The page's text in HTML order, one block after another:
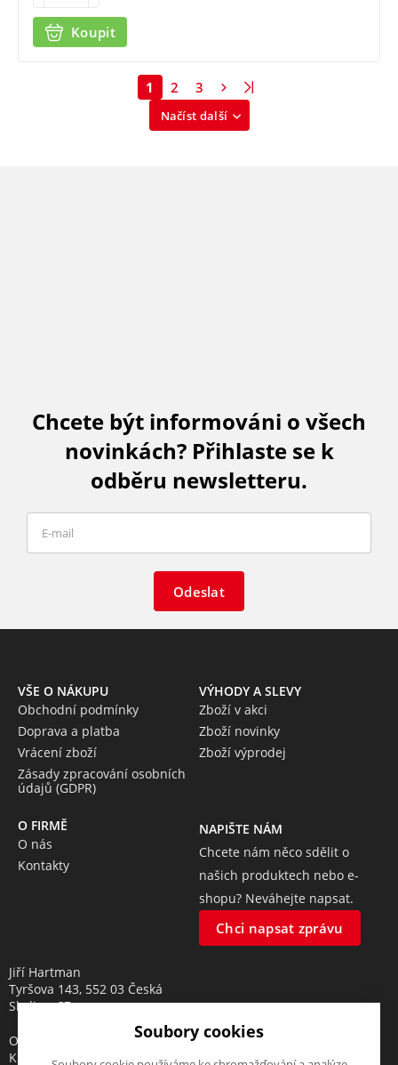
Koupit
Načíst další
1 2 3
Chcete být informováni o všech
novinkách? Přihlaste se k
odběru newsletteru.
Odeslat
VŠE O NÁKUPU
Obchodní podmínky
Doprava a platba
Vrácení zboží
Zásady zpracování osobních
údajů (GDPR)
VÝHODY A SLEVY
Zboží v akci
Zboží novinky
Zboží výprodej
O FIRMĚ
O nás
Kontakty
NAPIŠTE NÁM
Chcete nám něco sdělit o
našich produktech nebo e-
shopu? Neváhejte napsat.
Chci napsat zprávu
Jiří Hartman
Tyršova 143, 552 03 Česká
Skalice, CZ
Obchodní rejstřík vedený u
Krajského soudu v Hradci
Soubory cookies